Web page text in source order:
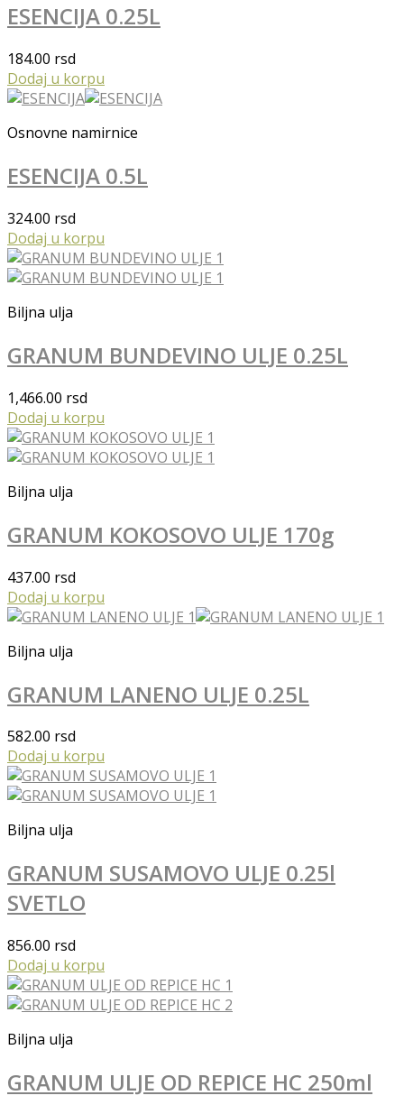
ESENCIJA 0.25L
184.00 rsd
Dodaj u korpu
Osnovne namirnice
ESENCIJA 0.5L
324.00 rsd
Dodaj u korpu
Biljna ulja
GRANUM BUNDEVINO ULJE 0.25L
1,466.00 rsd
Dodaj u korpu
Biljna ulja
GRANUM KOKOSOVO ULJE 170g
437.00 rsd
Dodaj u korpu
Biljna ulja
GRANUM LANENO ULJE 0.25L
582.00 rsd
Dodaj u korpu
Biljna ulja
GRANUM SUSAMOVO ULJE 0.25l
SVETLO
856.00 rsd
Dodaj u korpu
Biljna ulja
GRANUM ULJE OD REPICE HC 250ml